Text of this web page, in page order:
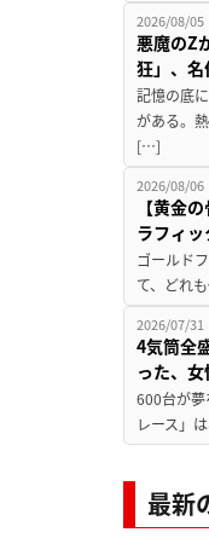
2026/08/05
悪魔のZ
狂」、名
記憶の底
がある。
[…]
2026/08/06
【黄金
ラフィ
ゴールド
て、どれ
2026/07/31
4気筒全
った、
600台が夢
レース」
最新